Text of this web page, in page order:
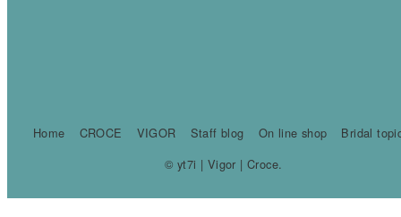
Home CROCE VIGOR Staff blog On line shop
Bridal
© yt7i | Vigor | Croce.